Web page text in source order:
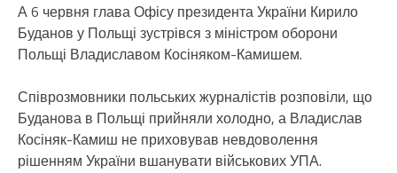
А 6 червня глава Офісу президента України Кирило
Буданов у Польщі зустрівся з міністром оборони
Польщі Владиславом Косіняком-Камишем.
Співрозмовники польських журналістів розповіли, що
Буданова в Польщі прийняли холодно, а Владислав
Косіняк-Камиш не приховував невдоволення
рішенням України вшанувати військових УПА.